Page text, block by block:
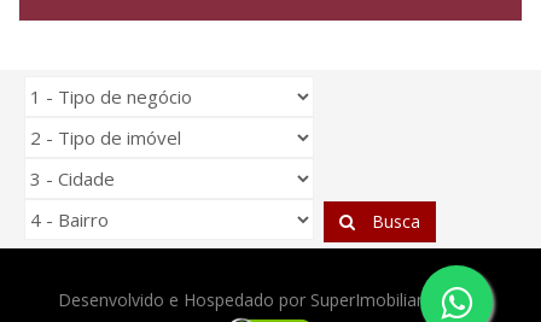
Busca
Desenvolvido e Hospedado por SuperImobiliarias.com